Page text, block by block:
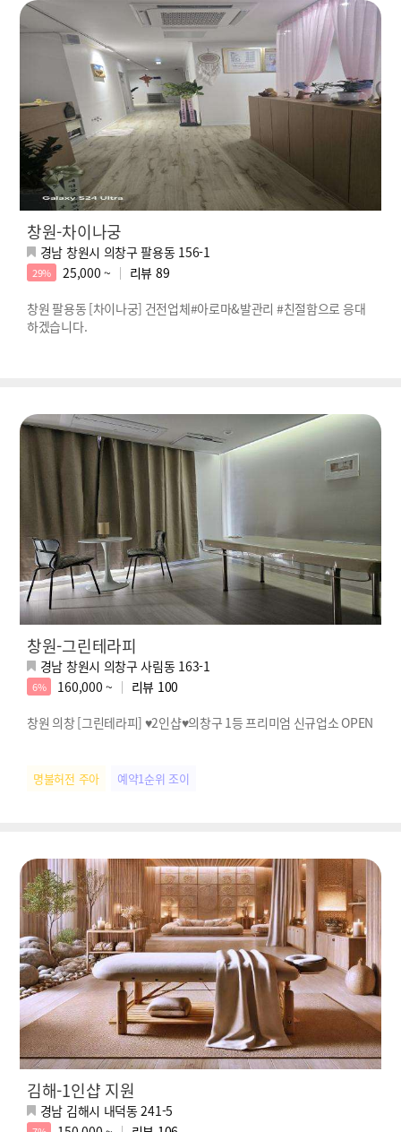
창원-차이나궁
경남 창원시 의창구 팔용동 156-1
29% 25,000 ~ 리뷰 89
창원 팔용동 [차이나궁] 건전업체#아로마&발관리 #친절함으로 응대
하겠습니다.
창원-그린테라피
경남 창원시 의창구 사림동 163-1
6% 160,000 ~ 리뷰 100
창원 의창 [그린테라피] ♥2인샵♥의창구 1등 프리미엄 신규업소 OPEN
명불허전 주아 예약1순위 조이
김해-1인샵 지원
경남 김해시 내덕동 241-5